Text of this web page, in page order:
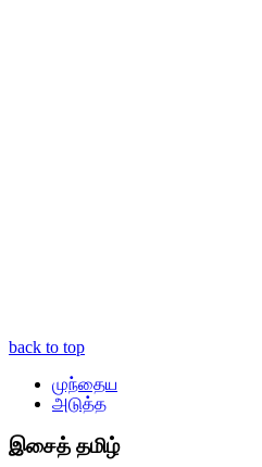
back to top
முந்தைய
அடுத்த
இசைத் தமிழ்